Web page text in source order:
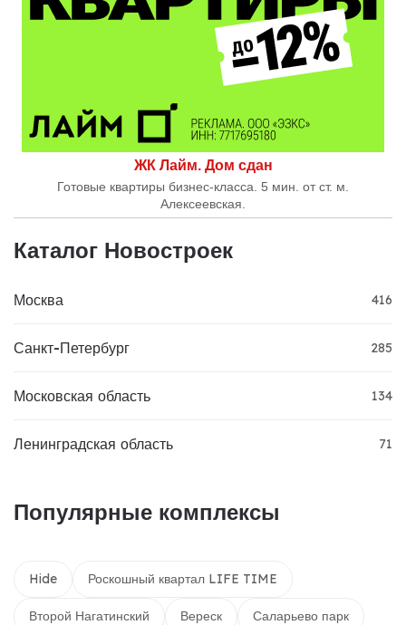
ЖК Лайм. Дом сдан
Готовые квартиры бизнес-класса. 5 мин. от ст. м.
Алексеевская.
Каталог Новостроек
Москва 416
Санкт-Петербург 285
Московская область 134
Ленинградская область 71
Популярные комплексы
Hide Роскошный квартал LIFE TIME
Второй Нагатинский Вереск Саларьево парк